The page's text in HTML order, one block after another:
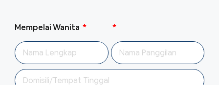
Mempelai Wanita